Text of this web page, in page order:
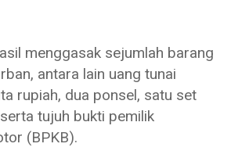
menggasak sejumlah barang
antara lain uang tunai
rupiah, dua ponsel, satu set
tujuh bukti pemilik
(BPKB).